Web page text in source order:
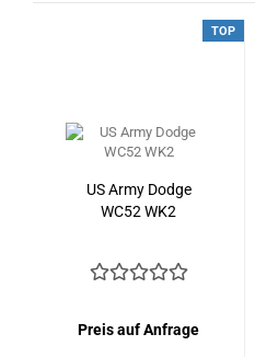
TOP
US Army Dodge
WC52 WK2
Preis auf Anfrage